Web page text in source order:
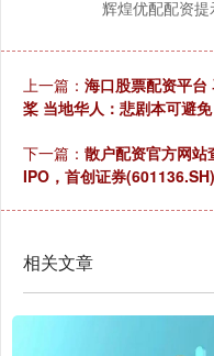
辉煌优配配资提
上一篇： 海口股票配资平台
桨 当地华人：悲剧本可避免
下一篇： 散户配资官方网
IPO，首创证券
相关文章